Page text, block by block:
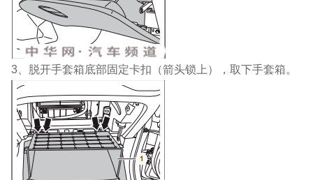
3、脱开手套箱底部固定卡扣（箭头锁上），取下手套箱。